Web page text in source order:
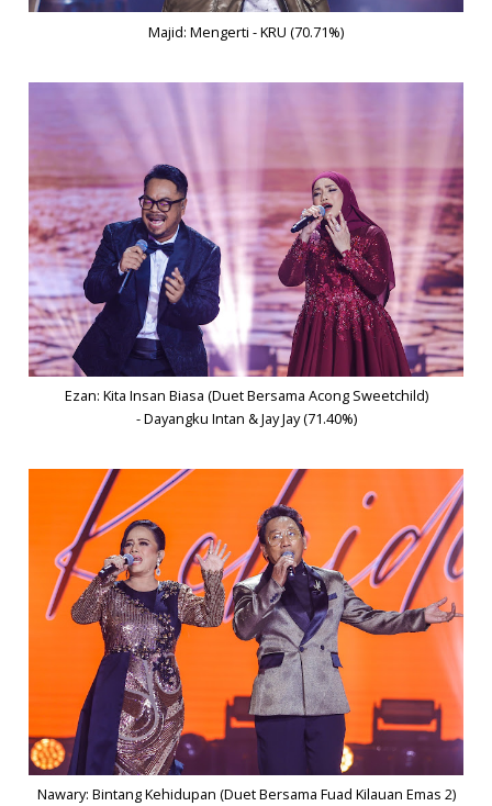
Majid: Mengerti - KRU (70.71%)
Ezan: Kita Insan Biasa (Duet Bersama Acong Sweetchild)
- Dayangku Intan & Jay Jay (71.40%)
Nawary: Bintang Kehidupan (Duet Bersama Fuad Kilauan Emas 2)